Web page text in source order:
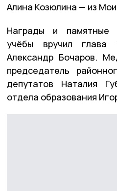
Алина Козюлина — из
Награды и памятные
учёбы вручил глава
Александр Бочаров.
председатель
депутатов Наталия
отдела образования